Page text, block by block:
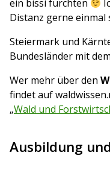
ein bissi fürchten
Distanz gerne einmal
Steiermark und
Bundesländer mit
Wer mehr über den
findet auf
„Wald und
Ausbildung